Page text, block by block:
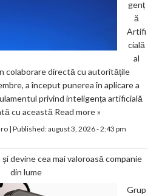
genț
ă
Artifi
cială
al
colaborare directă cu autoritățile
a început punerea în aplicare a
privind inteligența artificială
cu această Read more »
| Published:august 3, 2026 - 2:43 pm
devine cea mai valoroasă companie
din lume
Grup